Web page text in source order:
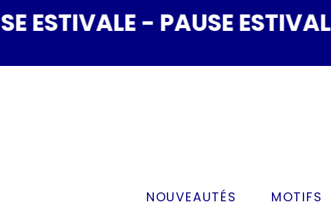
- PAUSE ESTIVALE
NOUVEAUTÉS MOTIFS